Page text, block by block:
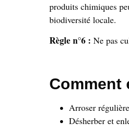
produits chimiques
biodiversité locale.
Règlen°6 : Ne pas
Comment
Arroser
Désherber et